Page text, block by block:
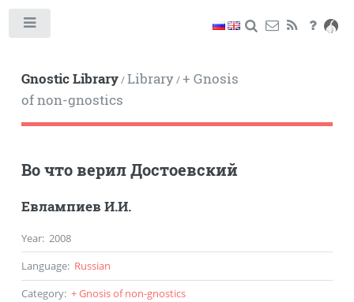
Gnostic Library/Library/+ Gnosis
of non-gnostics
Во что верил Достоевский
Евлампиев И.И.
Year: 2008
Language: Russian
Category: + Gnosis of non-gnostics